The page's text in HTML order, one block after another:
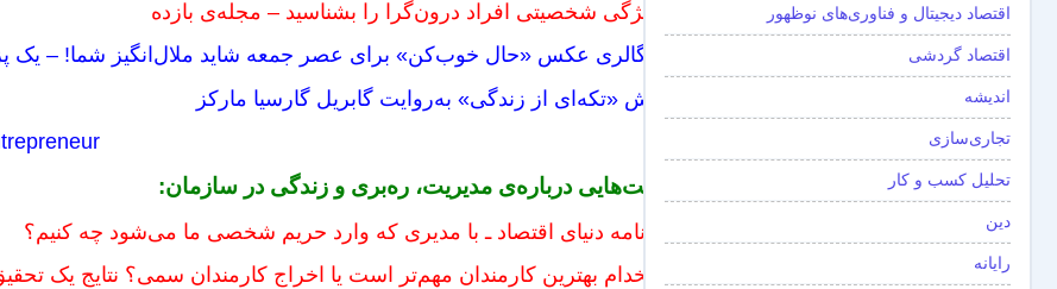
یک گالری عکس «حال خوب‌کن» برای عصر‌ جمعه شاید ملال‌انگیز شما! – یک
ارزش «تکه‌ای از زندگی» به‌روایت گابریل گارسیا مارکز
روایت‌هایی درباره‌ی مدیریت، ره‌بری و زندگی در سازمان:
روزنامه دنیای اقتصاد ـ با مدیری که وارد حریم شخصی ما می‌شود چه کنیم؟
استخدام بهترین کارمندان مهم‌تر است یا اخراج کارمندان سمی؟ نتایج یک
اقتصاد دیجیتال و فناوری‌های نوظهور
اقتصاد گردشی
اندیشه
تجاری‌سازی
تحلیل کسب و کار
دین
رایانه